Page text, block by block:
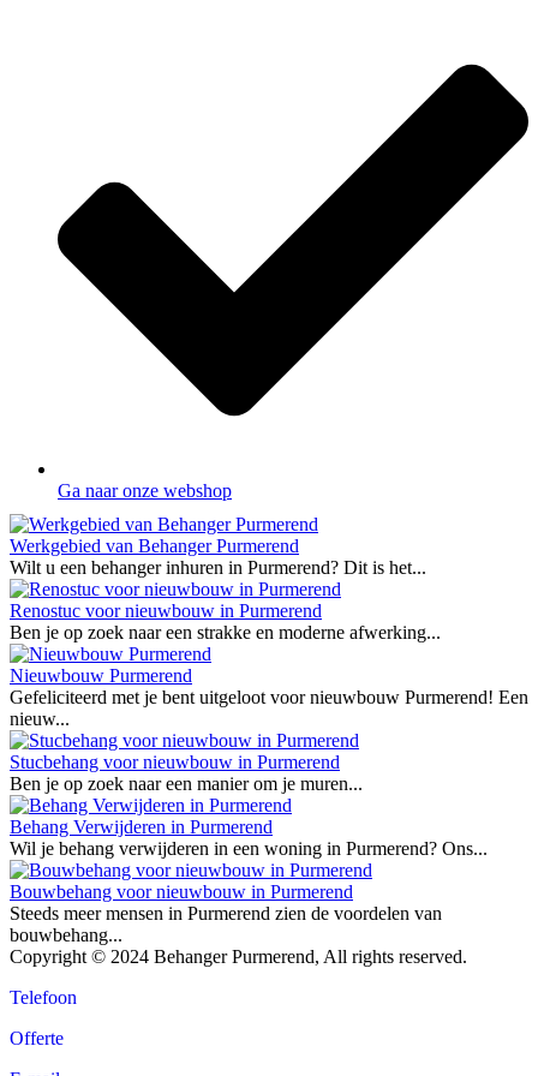
Ga naar onze webshop
Werkgebied van Behanger Purmerend
Wilt u een behanger inhuren in Purmerend? Dit is het...
Renostuc voor nieuwbouw in Purmerend
Ben je op zoek naar een strakke en moderne afwerking...
Nieuwbouw Purmerend
Gefeliciteerd met je bent uitgeloot voor nieuwbouw Purmerend! Een
nieuw...
Stucbehang voor nieuwbouw in Purmerend
Ben je op zoek naar een manier om je muren...
Behang Verwijderen in Purmerend
Wil je behang verwijderen in een woning in Purmerend? Ons...
Bouwbehang voor nieuwbouw in Purmerend
Steeds meer mensen in Purmerend zien de voordelen van
bouwbehang...
Copyright © 2024 Behanger Purmerend, All rights reserved.
Telefoon
Offerte